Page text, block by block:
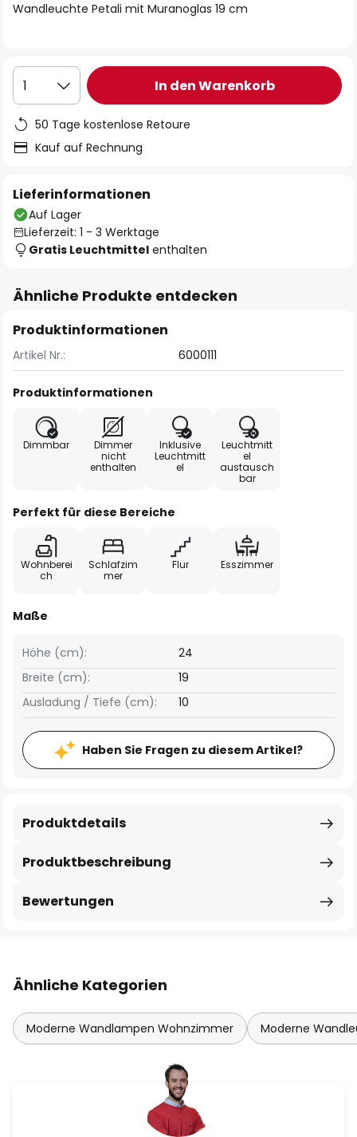
Wandleuchte Petali mit Muranoglas 19 cm
1 In den Warenkorb
50 Tage kostenlose Retoure
Kauf auf Rechnung
Lieferinformationen
Auf Lager
Lieferzeit: 1 - 3 Werktage
Gratis Leuchtmittel enthalten
Ähnliche Produkte entdecken
Produktinformationen
Artikel Nr.: 6000111
Produktinformationen
Dimmbar
Dimmer
nicht
enthalten
Inklusive
Leuchtmitt
el
Leuchtmitt
el
austausch
bar
Perfekt für diese Bereiche
Wohnberei
ch
Schlafzim
mer
Flur Esszimmer
Maße
Breite (cm): 19
Höhe (cm): 24
Ausladung / Tiefe (cm): 10
Haben Sie Fragen zu diesem Artikel?
Produktbeschreibung
Produktdetails
Bewertungen
Ähnliche Kategorien
Moderne Wandlampen Wohnzimmer Moderne